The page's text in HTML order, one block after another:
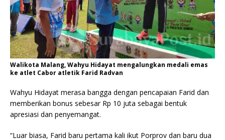
Walikota Malang, Wahyu Hidayat mengalungkan medali emas
ke atlet Cabor atletik Farid Radvan
Wahyu Hidayat merasa bangga dengan pencapaian Farid dan
memberikan bonus sebesar Rp 10 juta sebagai bentuk
apresiasi dan penyemangat.
“Luar biasa, Farid baru pertama kali ikut Porprov dan baru dua